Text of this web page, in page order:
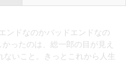
ンドなのかバッドエンドなの
ったのは、総一郎の目が見え
ないこと。きっとこれから人生